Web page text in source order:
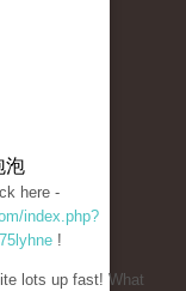
泡
here -
index.php?
!
lots up fast! What